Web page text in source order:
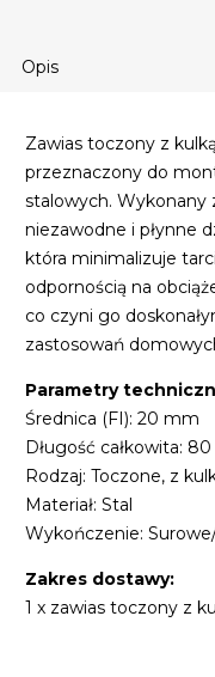
Opis
Zawias toczony z
przeznaczony do
stalowych. Wykonany
niezawodne i płynne
która minimalizuje
odpornością na
co czyni go
zastosowań
Parametry
Średnica (FI): 20 mm
Długość całkowita:
Rodzaj: Toczone, z
Materiał: Stal
Wykończenie:
Zakres dostawy:
1 x zawias toczony z